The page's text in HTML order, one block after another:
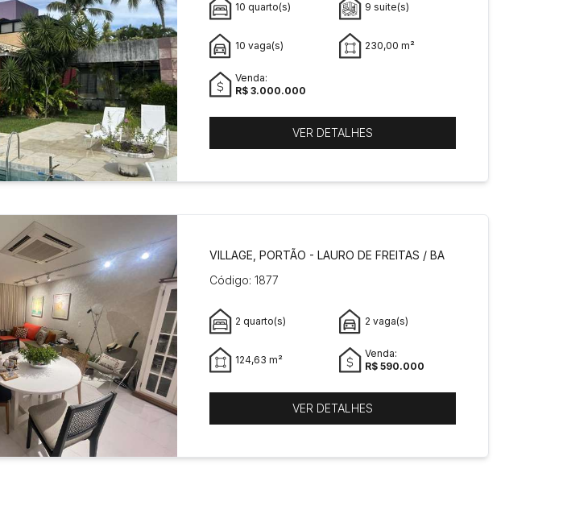
10 quarto(s) 9 suite(s)
10 vaga(s) 230,00 m²
Venda:
R$ 3.000.000
VER DETALHES
VILLAGE, PORTÃO - LAURO DE FREITAS / BA
Código: 1877
2 quarto(s) 2 vaga(s)
124,63 m²
Venda:
R$ 590.000
VER DETALHES